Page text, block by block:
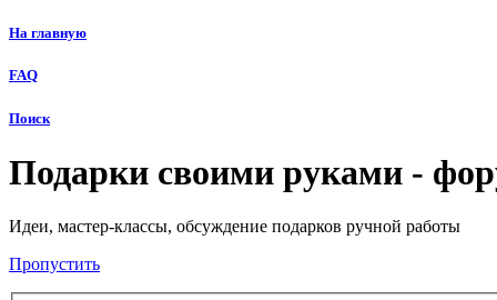
На главную
FAQ
Поиск
Подарки своими руками -
Идеи, мастер-классы, обсуждение подарков ручной работы
Пропустить